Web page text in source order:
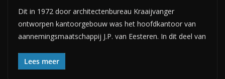
Dit in 1972 door architectenbureau Kraaijvanger
ontworpen kantoorgebouw was het hoofdkantoor van
aannemingsmaatschappij J.P. van Eesteren. In dit deel van
Lees meer